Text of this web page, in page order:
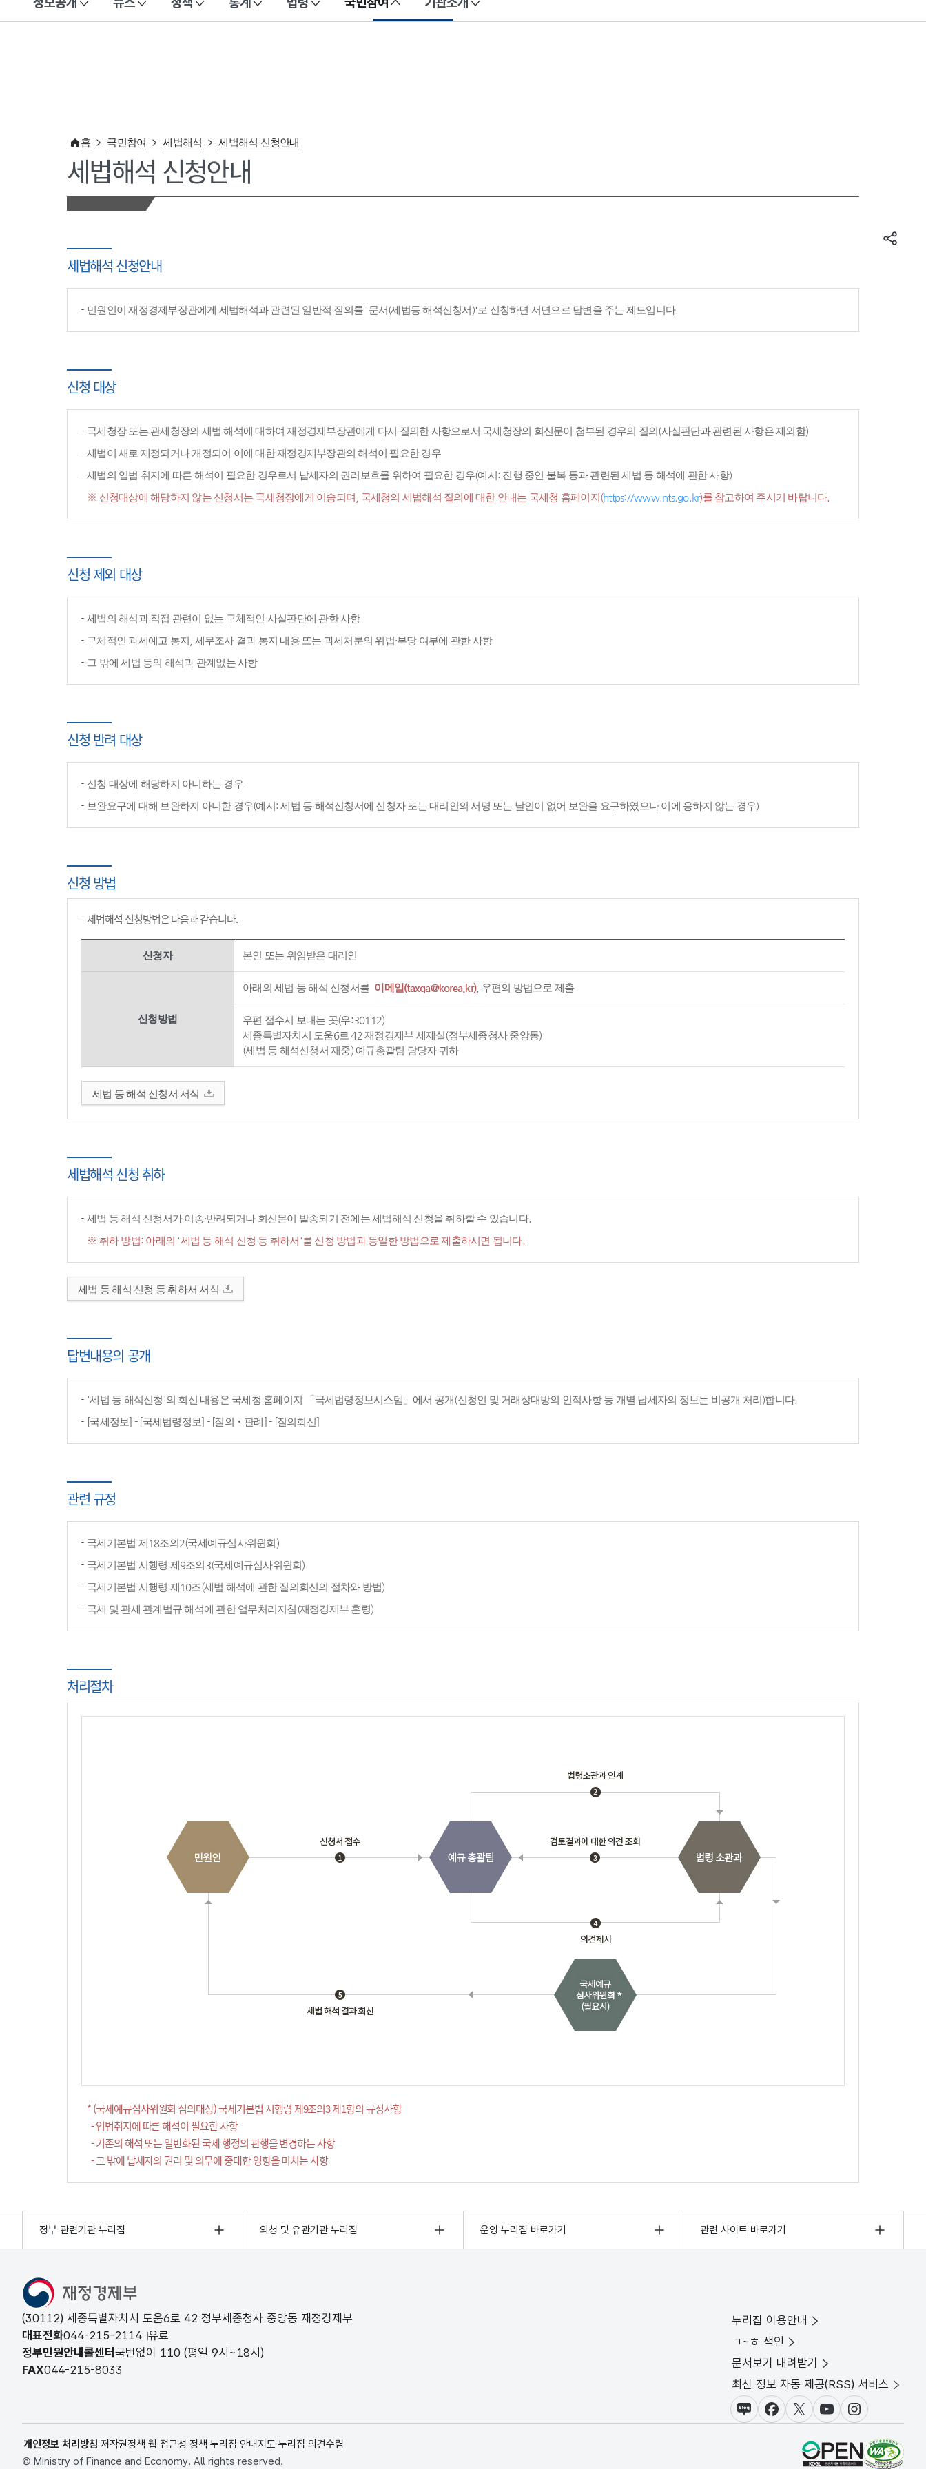
이 누리집은 대한민국 공식 전자정부 누리집입니다.
홈 국민참여 세법해석 세법해석 신청안내
세법해석 신청안내
세법해석 신청안내
민원인이 재정경제부장관에게 세법해석과 관련된 일반적 질의를 '문서(세법등 해석신청서)'로 신청하면 서면으로 답변을 주는 제도입니다.
신청 대상
국세청장 또는 관세청장의 세법 해석에 대하여 재정경제부장관에게 다시 질의한 사항으로서 국세청장의 회신문이 첨부된 경우의 질의(사실판단과 관련된 사항은 제외함)
세법이 새로 제정되거나 개정되어 이에 대한 재정경제부장관의 해석이 필요한 경우
세법의 입법 취지에 따른 해석이 필요한 경우로서 납세자의 권리보호를 위하여 필요한 경우(예시: 진행 중인 불복 등과 관련된 세법 등 해석에 관한 사항)
※ 신청대상에 해당하지 않는 신청서는 국세청장에게 이송되며, 국세청의 세법해석 질의에 대한 안내는 국세청 홈페이지(https://www.nts.go.kr)를 참고하여 주시기 바랍니다.
신청 제외 대상
세법의 해석과 직접 관련이 없는 구체적인 사실판단에 관한 사항
구체적인 과세예고 통지, 세무조사 결과 통지 내용 또는 과세처분의 위법·부당 여부에 관한 사항
그 밖에 세법 등의 해석과 관계없는 사항
신청 반려 대상
신청 대상에 해당하지 아니하는 경우
보완요구에 대해 보완하지 아니한 경우(예시: 세법 등 해석신청서에 신청자 또는 대리인의 서명 또는 날인이 없어 보완을 요구하였으나 이에 응하지 않는 경우)
신청 방법
세법해석 신청방법은 다음과 같습니다.
신청자 본인 또는 위임받은 대리인
신청방법
아래의 세법 등 해석 신청서를 이메일(taxqa@korea.kr), 우편의 방법으로 제출
우편 접수시 보내는 곳(우:30112)
세종특별자치시 도움6로 42 재정경제부 세제실(정부세종청사 중앙동)
(세법 등 해석신청서 재중) 예규총괄팀 담당자 귀하
세법 등 해석 신청서 서식
세법해석 신청 취하
세법 등 해석 신청서가 이송·반려되거나 회신문이 발송되기 전에는 세법해석 신청을 취하할 수 있습니다.
※ 취하 방법: 아래의 '세법 등 해석 신청 등 취하서'를 신청 방법과 동일한 방법으로 제출하시면 됩니다.
세법 등 해석 신청 등 취하서 서식
답변내용의 공개
'세법 등 해석신청'의 회신 내용은 국세청 홈페이지 「국세법령정보시스템」에서 공개(신청인 및 거래상대방의 인적사항 등 개별 납세자의 정보는 비공개 처리)합니다.
[국세정보] - [국세법령정보] - [질의‧판례] - [질의회신]
관련 규정
국세기본법 제18조의2(국세예규심사위원회)
국세기본법 시행령 제9조의3(국세예규심사위원회)
국세기본법 시행령 제10조(세법 해석에 관한 질의회신의 절차와 방법)
국세 및 관세 관계법규 해석에 관한 업무처리지침(재정경제부 훈령)
처리절차
* (국세예규심사위원회 심의대상) 국세기본법 시행령 제9조의3 제1항의 규정사항
- 입법취지에 따른 해석이 필요한 사항
- 기존의 해석 또는 일반화된 국세 행정의 관행을 변경하는 사항
- 그 밖에 납세자의 권리 및 의무에 중대한 영향을 미치는 사항
정부 관련기관 누리집 외청 및 유관기관 누리집 운영 누리집 바로가기 관련 사이트 바로가기
(30112) 세종특별자치시 도움6로 42 정부세종청사 중앙동 재정경제부
대표전화044-215-2114 유료
정부민원안내콜센터 국번없이 110 (평일 9시~18시)
FAX044-215-8033
누리집 이용안내
ㄱ~ㅎ 색인
문서보기 내려받기
최신 정보 자동 제공(RSS) 서비스
블로그페이스북X(트위터)
유튜브인스타그램
개인정보 처리방침 저작권정책 웹 접근성 정책 누리집 안내지도 누리집 의견수렴
© Ministry of Finance and Economy. All rights reserved.